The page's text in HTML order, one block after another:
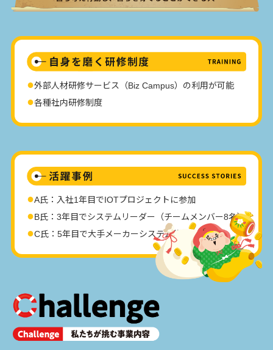
外部人材研修サービス（Biz Campus）の利用が可能
各種社内研修制度
A氏：入社1年目でIOTプロジェクトに参加
B氏：3年目でシステムリーダー（チームメンバー8名）
C氏：5年目で大手メーカーシステム構想コンサル